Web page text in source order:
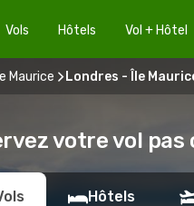
Vols Hôtels Vol + Hôtel
Île Maurice Londres - Île
votre vol
Hôtels